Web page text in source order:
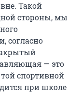
Такой
стороны, мы
согласно
— это
спортивной
при школе